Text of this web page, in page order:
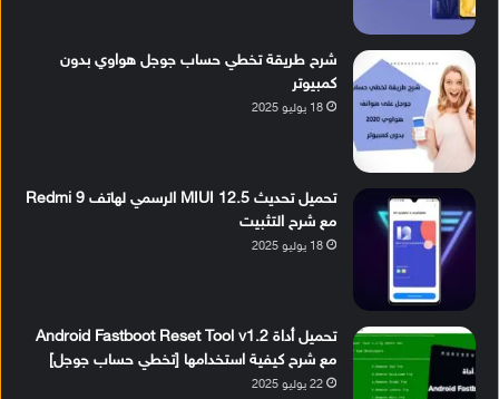
شرح طريقة تخطي حساب جوجل هواوي بدون
كمبيوتر
18 يوليو 2025
تحميل تحديث MIUI 12.5 الرسمي لهاتف Redmi 9
مع شرح التثبيت
18 يوليو 2025
تحميل أداة Android Fastboot Reset Tool v1.2
مع شرح كيفية استخدامها [تخطي حساب جوجل]
22 يوليو 2025